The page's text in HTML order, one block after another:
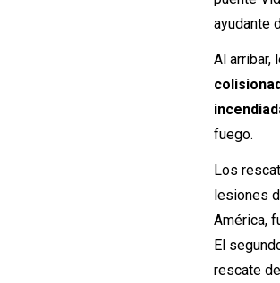
ayudante
Al arribar,
fuego.
Los
lesiones
América,
El
rescate